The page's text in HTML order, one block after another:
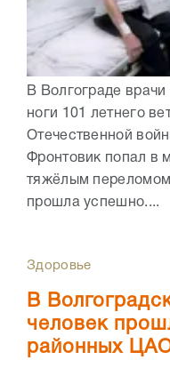
В Волгограде
ноги 101 летнего
Отечественной
Фронтовик попал в
тяжёлым
прошла успешно....
Здоровье
В
человек
районных